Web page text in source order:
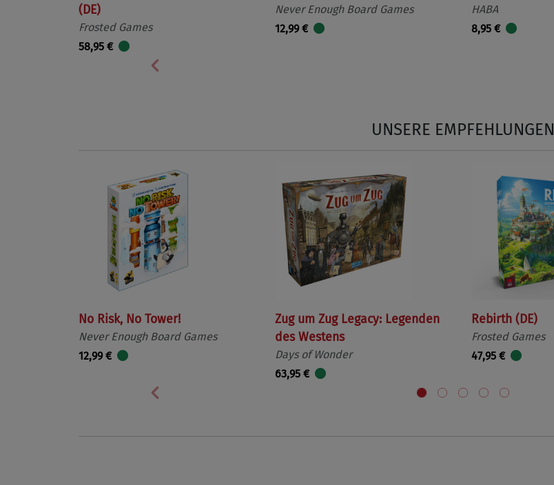
(DE)
Frosted Games
58,95 €
Never Enough Board Games
12,99 €
HABA
8,95 €
Vorherige
UNSERE EMPFEHLUNGEN
No Risk, No Tower!
Never Enough Board Games
12,99 €
Zug um Zug Legacy: Legenden
des Westens
Days of Wonder
63,95 €
Rebirth (DE)
Frosted Games
47,95 €
Vorherige